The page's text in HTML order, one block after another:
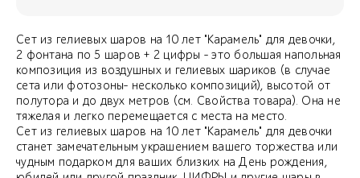
Сет из гелиевых шаров на 10 лет "Карамель" для девочки,
2 фонтана по 5 шаров + 2 цифры - это большая напольная
композиция из воздушных и гелиевых шариков (в случае
сета или фотозоны- несколько композиций), высотой от
полутора и до двух метров (см. Свойства товара). Она не
тяжелая и легко перемещается с места на место.
Сет из гелиевых шаров на 10 лет "Карамель" для девочки
станет замечательным украшением вашего торжества или
чудным подарком для ваших близких на День рождения,